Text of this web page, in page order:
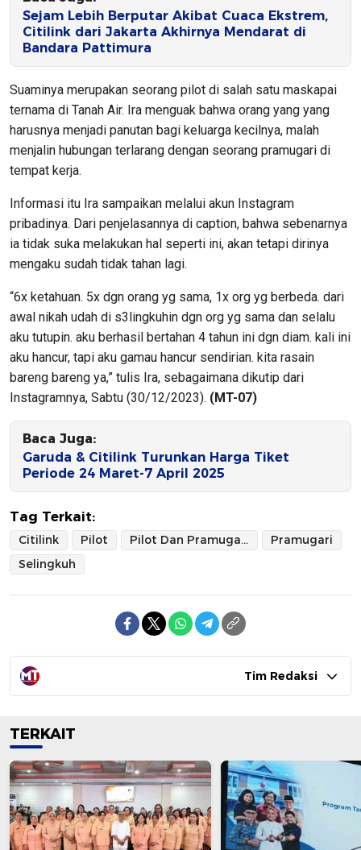
Sejam Lebih Berputar Akibat Cuaca Ekstrem,
Citilink dari Jakarta Akhirnya Mendarat di
Bandara Pattimura
Suaminya merupakan seorang pilot di salah satu maskapai
ternama di Tanah Air. Ira menguak bahwa orang yang yang
harusnya menjadi panutan bagi keluarga kecilnya, malah
menjalin hubungan terlarang dengan seorang pramugari di
tempat kerja.
Informasi itu Ira sampaikan melalui akun Instagram
pribadinya. Dari penjelasannya di caption, bahwa sebenarnya
ia tidak suka melakukan hal seperti ini, akan tetapi dirinya
mengaku sudah tidak tahan lagi.
“6x ketahuan. 5x dgn orang yg sama, 1x org yg berbeda. dari
awal nikah udah di s3lingkuhin dgn org yg sama dan selalu
aku tutupin. aku berhasil bertahan 4 tahun ini dgn diam. kali ini
aku hancur, tapi aku gamau hancur sendirian. kita rasain
bareng bareng ya,” tulis Ira, sebagaimana dikutip dari
Instagramnya, Sabtu (30/12/2023). (MT-07)
Baca Juga:
Garuda & Citilink Turunkan Harga Tiket
Periode 24 Maret-7 April 2025
Tag Terkait:
Citilink Pilot Pilot Dan Pramugari Citilink Selingkuh
Pramugari
Selingkuh
Tim Redaksi
TERKAIT